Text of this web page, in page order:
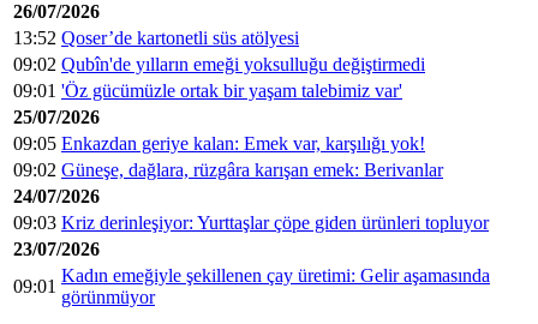
26/07/2026
13:52 Qoser’de kartonetli süs atölyesi
09:02 Qubîn'de yılların emeği yoksulluğu değiştirmedi
09:01 'Öz gücümüzle ortak bir yaşam talebimiz var'
25/07/2026
09:05 Enkazdan geriye kalan: Emek var, karşılığı yok!
09:02 Güneşe, dağlara, rüzgâra karışan emek: Berivanlar
24/07/2026
09:03 Kriz derinleşiyor: Yurttaşlar çöpe giden ürünleri topluyor
23/07/2026
09:01
Kadın emeğiyle şekillenen çay üretimi: Gelir aşamasında
görünmüyor